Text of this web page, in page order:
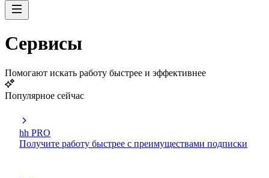
Сервисы
Помогают искать работу быстрее и эффективнее
Популярное сейчас
hh PRO
Получите работу быстрее с преимуществами подписки